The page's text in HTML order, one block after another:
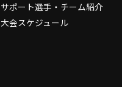
サポート選手・チーム紹介
大会スケジュール